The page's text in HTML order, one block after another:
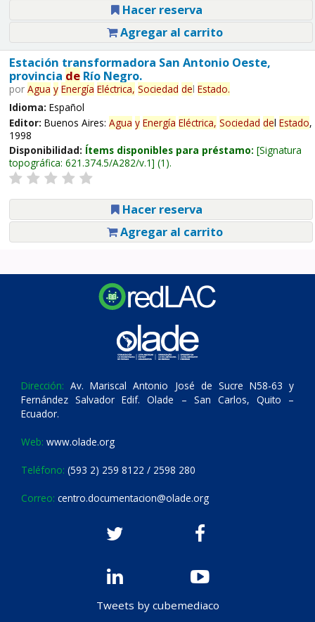
Hacer reserva
Agregar al carrito
Estación transformadora San Antonio Oeste,
provincia deRío Negro.
por Agua y Energía Eléctrica, Sociedad del Estado.
Idioma: Español
Editor: Buenos Aires: Agua y Energía Eléctrica, Sociedad del Estado,
1998
Disponibilidad: Ítems disponibles para préstamo: Signatura
topográfica: 621.374.5/A282/v.1 (1).
Hacer reserva
Agregar al carrito
Dirección: Av. Mariscal Antonio José de Sucre N58-63 y
Fernández Salvador Edif. Olade – San Carlos, Quito –
Ecuador.
Web: www.olade.org
Teléfono: (593 2) 259 8122 / 2598 280
Correo: centro.documentacion@olade.org
Tweets by cubemediaco